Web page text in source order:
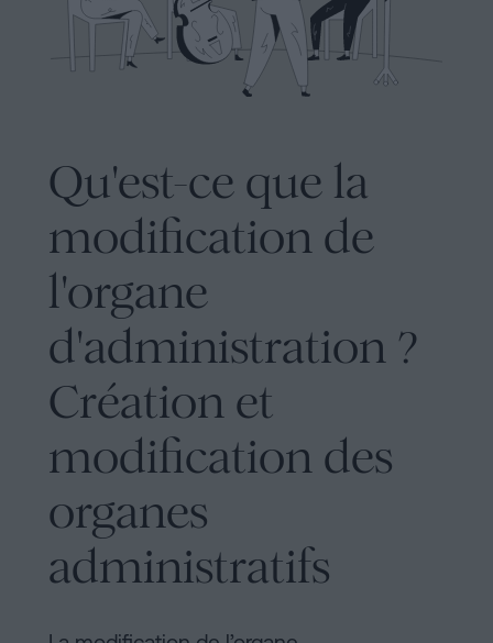
Juridiques
d'Intérêt
Processus
Éditorial
Contenus
Personalizar
cookies
Suivez-
nous
on
signer
certificat
d'habitabilité
?
Qu'est-ce que la
modification de
l'organe
d'administration ?
Création et
modification des
organes
administratifs